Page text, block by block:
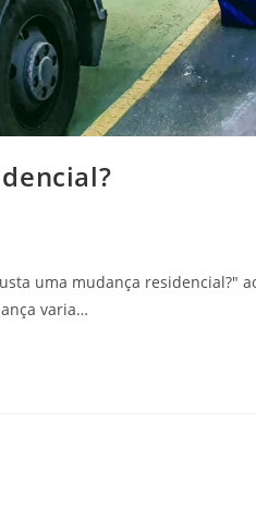
uma mudança residencial?"
varia…